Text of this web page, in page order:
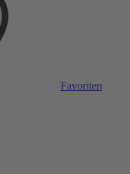
Favoriten